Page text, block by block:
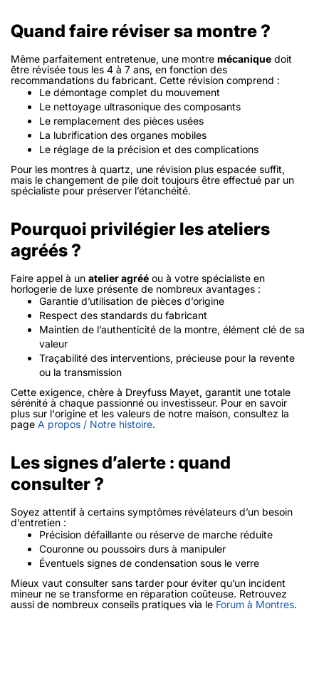
Quand faire réviser sa montre ?
Même parfaitement entretenue, une montre mécanique doit
être révisée tous les 4 à 7 ans, en fonction des
recommandations du fabricant. Cette révision comprend :
Le démontage complet du mouvement
Le nettoyage ultrasonique des composants
Le remplacement des pièces usées
La lubrification des organes mobiles
Le réglage de la précision et des complications
Pour les montres à quartz, une révision plus espacée suffit,
mais le changement de pile doit toujours être effectué par un
spécialiste pour préserver l’étanchéité.
Pourquoi privilégier les ateliers
agréés ?
Faire appel à un atelier agréé ou à votre spécialiste en
horlogerie de luxe présente de nombreux avantages :
Garantie d’utilisation de pièces d’origine
Respect des standards du fabricant
Maintien de l’authenticité de la montre, élément clé de sa
valeur
Traçabilité des interventions, précieuse pour la revente
ou la transmission
Cette exigence, chère à Dreyfuss Mayet, garantit une totale
sérénité à chaque passionné ou investisseur. Pour en savoir
plus sur l'origine et les valeurs de notre maison, consultez la
page A propos / Notre histoire.
Les signes d’alerte : quand
consulter ?
Soyez attentif à certains symptômes révélateurs d’un besoin
d’entretien :
Précision défaillante ou réserve de marche réduite
Couronne ou poussoirs durs à manipuler
Éventuels signes de condensation sous le verre
Mieux vaut consulter sans tarder pour éviter qu’un incident
mineur ne se transforme en réparation coûteuse. Retrouvez
aussi de nombreux conseils pratiques via le Forum à Montres.